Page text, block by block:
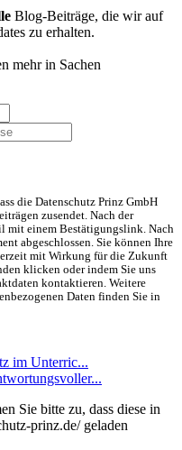
Blog-Beiträge, die wir auf
zu erhalten.
mehr in Sachen
die Datenschutz Prinz GmbH
zusendet. Nach der
mit einem Bestätigungslink. Nach
abgeschlossen. Sie können Ihre
mit Wirkung für die Zukunft
klicken oder indem Sie uns
kontaktieren. Weitere
Daten finden Sie in
im Unterric...
Sie bitte zu, dass diese in
prinz.de/ geladen